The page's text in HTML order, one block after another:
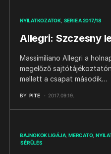
NYILATKOZATOK SERIE A 2017/18
Allegri: Szczesny
Massimiliano Allegri a
megelőző
mellett a csapat második…
BY PITE 2017.09.19.
BAJNOKOK LIGÁJA MERCATO
SÉRÜLÉS